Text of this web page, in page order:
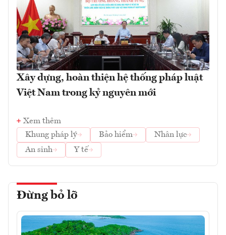
Xây dựng, hoàn thiện hệ thống pháp luật
Việt Nam trong kỷ nguyên mới
Xem thêm
Khung pháp lý
Bảo hiểm
Nhân lực
An sinh
Y tế
Đừng bỏ lỡ